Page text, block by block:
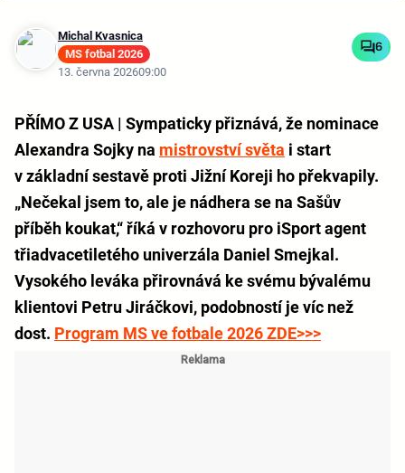
Michal Kvasnica
MS fotbal 2026
13. června 202609:00
6
PŘÍMO Z USA | Sympaticky přiznává, že nominace
Alexandra Sojky na mistrovství světa i start
v základní sestavě proti Jižní Koreji ho překvapily.
„Nečekal jsem to, ale je nádhera se na Sašův
příběh koukat,“ říká v rozhovoru pro iSport agent
třiadvacetiletého univerzála Daniel Smejkal.
Vysokého leváka přirovnává ke svému bývalému
klientovi Petru Jiráčkovi, podobností je víc než
dost. Program MS ve fotbale 2026 ZDE>>>